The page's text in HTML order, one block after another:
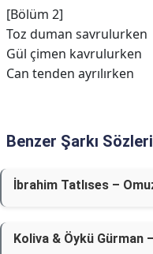
[Bölüm 2]
Toz duman savrulurken
Gül çimen kavrulurken
Can tenden ayrılırken
Benzer Şarkı Sözleri
İbrahim Tatlıses –
Koliva & Öykü Gürman